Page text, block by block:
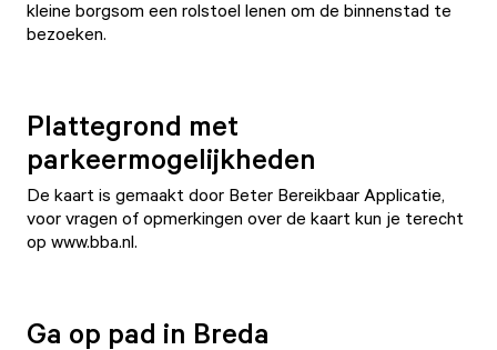
kleine borgsom een rolstoel lenen om de binnenstad te
bezoeken.
Plattegrond met
parkeermogelijkheden
De kaart is gemaakt door Beter Bereikbaar Applicatie,
voor vragen of opmerkingen over de kaart kun je terecht
op www.bba.nl.
Ga op pad in Breda